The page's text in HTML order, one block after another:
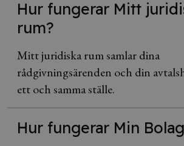
Hur fungerar Mitt
rum?
Mitt juridiska rum samlar dina
rådgivningsärenden och din
ett och samma ställe.
Hur fungerar Min